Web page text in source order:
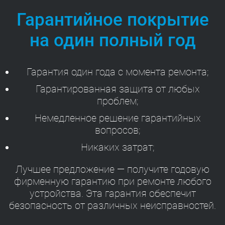
Гарантийное покрытие
на один полный год
Гарантия один года с момента ремонта;
Гарантированная защита от любых
проблем;
Немедленное решение гарантийных
вопросов;
Никаких затрат;
Лучшее предложение — получите годовую
фирменную гарантию при ремонте любого
устройства. Эта гарантия обеспечит
безопасность от различных неисправностей.